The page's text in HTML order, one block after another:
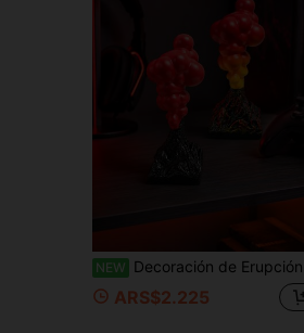
NEW Decoración de Erupción Volcánica, Estatua de Resina de Volcán de Lava 3D con Penacho Rojo Vívido, Figura Única de Mesa para Sala de Estar, Escritorio de Oficina, Estantería, Aula, Exhibición de Museo, Decoración de Proyecto de Ciencias y Regalo para Entusiastas de la Geología
ARS$2.225